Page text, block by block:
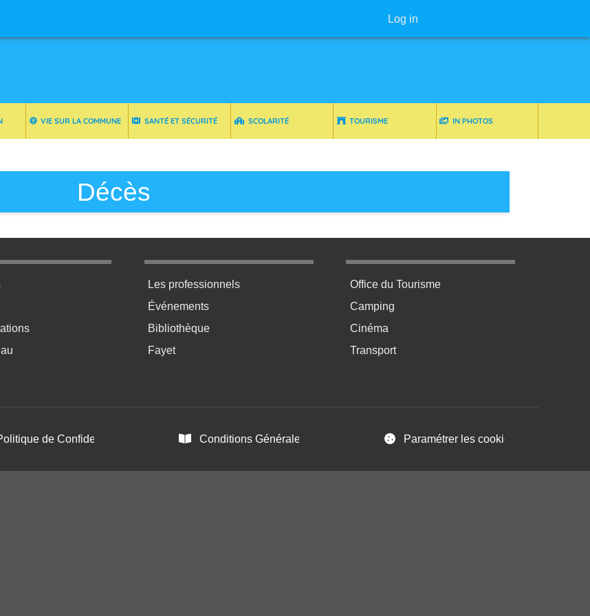
Log in
VIE SUR LA COMMUNE SANTÉ ET SÉCURITÉ SCOLARITÉ TOURISME IN PHOTOS
Décès
bas de page 2 Menu pratique bas de page 3
Les professionnels
Événements
Bibliothèque
Fayet
Menu pratique bas de page 4
Office du Tourisme
Camping
Cinéma
Transport
de Confidentialité Conditions Générales d’Utilisation Paramétrer les cookies